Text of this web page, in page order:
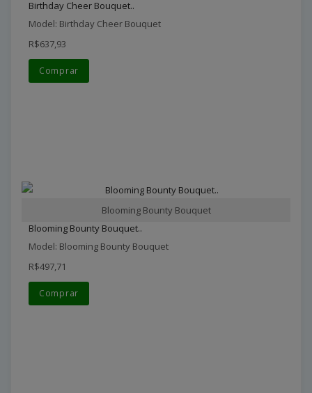
Birthday Cheer Bouquet..
Model: Birthday Cheer Bouquet
R$637,93
Comprar
Blooming Bounty Bouquet
Blooming Bounty Bouquet..
Model: Blooming Bounty Bouquet
R$497,71
Comprar